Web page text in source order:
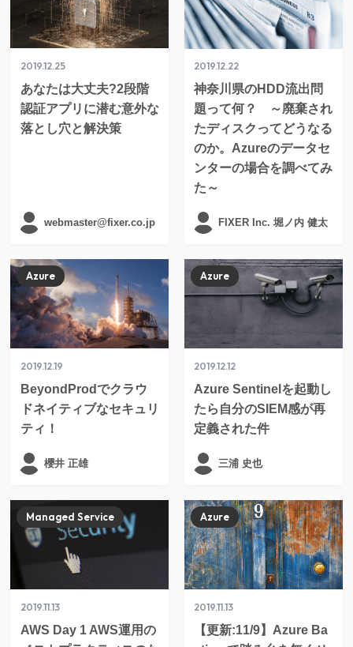
2019.12.25
あなたは大丈夫?2段階
認証アプリに潜む意外な
落とし穴と解決策
webmaster@fixer.co.jp
2019.12.22
神奈川県のHDD流出問
題って何？ ～廃棄され
たディスクってどうなる
のか。Azureのデータセ
ンターの場合を調べてみ
た～
FIXER Inc. 堀ノ内 健太
2019.12.19
BeyondProdでクラウ
ドネイティブなセキュリ
ティ！
Azure
櫻井 正雄
2019.12.12
Azure Sentinelを起動し
たら自分のSIEM感が再
定義された件
Azure
三浦 史也
2019.11.13
AWS Day 1 AWS運用の
Managed Service
2019.11.13
【更新:11/9】Azure Ba
Azure